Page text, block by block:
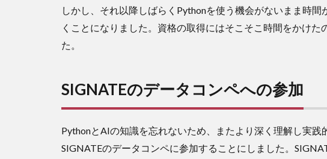
の
お
誘
しかし、それ以降しばらくPythonを使う機会がないまま時
くことになりました。資格の取得にはそこそこ時間をかけ
た。
SIGNATEのデータコンペへの参加
PythonとAIの知識を忘れないため、またより深く理解し実
SIGNATEのデータコンペに参加することにしました。